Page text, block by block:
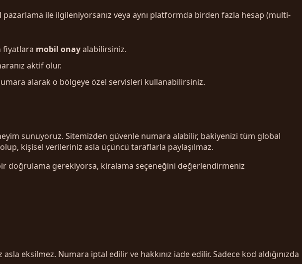
ile ilgileniyorsanız veya aynı platformda birden fazla hesap (multi-
fiyatlara mobil onayalabilirsiniz.
aktif olur.
alarak o bölgeye özel servisleri kullanabilirsiniz.
sunuyoruz. Sitemizden güvenle numara alabilir, bakiyenizi tüm global
kişisel verileriniz asla üçüncü taraflarla paylaşılmaz.
doğrulama gerekiyorsa, kiralama seçeneğini değerlendirmeniz
eksilmez. Numara iptal edilir ve hakkınız iade edilir. Sadece kod aldığınızda